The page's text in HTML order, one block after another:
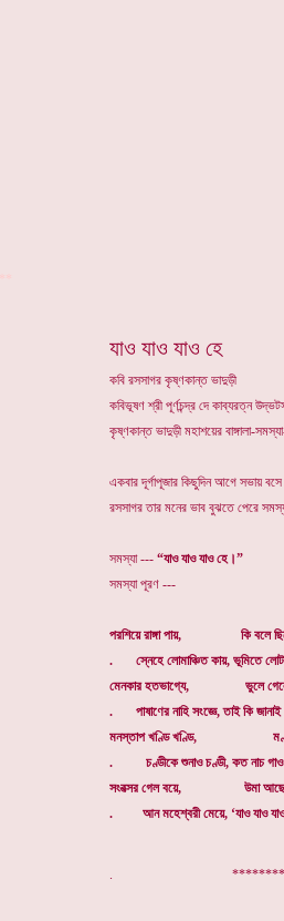
.
যাও যাও যাও হে
কবি রসসাগর কৃষ্ণকান্ত ভাদুড়ী
কবিভূষণ শ্রী পূর্ণচন্দ্র দে কাব্যরত্ন
কৃষ্ণকান্ত ভাদুড়ী মহাশয়ের বাঙ্গালা-
একবার দূর্গাপূজার কিছুদিন আগে সভায়
রসসাগর তার মনের ভাব বুঝতে পেরে
সমস্যা --- “যাও যাও যাও হে।”
সমস্যা পূরণ ---
পরশিয়ে রাঙ্গা পায়, কি বলে
. স্নেহে লোমাঞ্চিত কায়, ভূমিতে
মেনকার হতভাগ্যে, ভুলে গেলে
. পাষাণের নাহি সংজ্ঞে, তাই কি
মনস্তাপ খণ্ডি খণ্ডি, মণ্ডপে
. চণ্ডীকে শুনাও চণ্ডী, কত নাচ গাও
সংবত্সর গেল বয়ে, উমা আছে
. আন মহেশ্বরী মেয়ে, ‘যাও যাও